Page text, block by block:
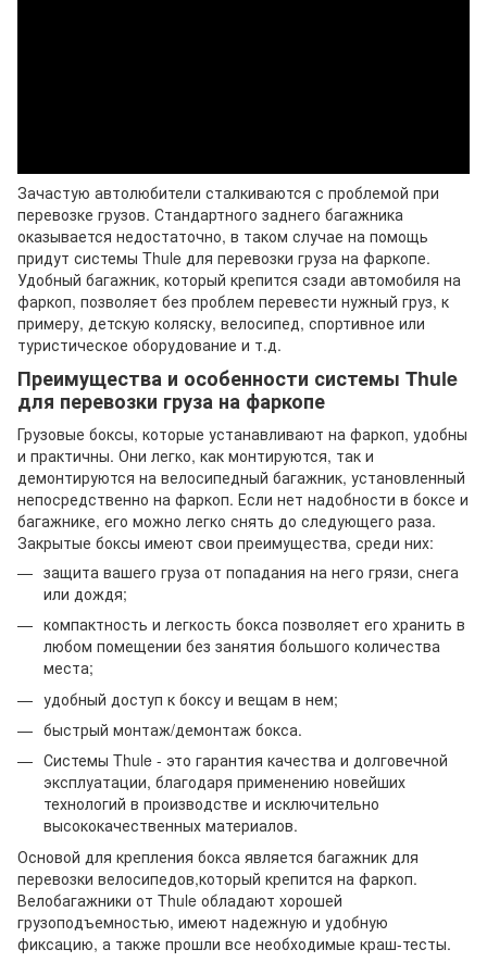
Зачастую автолюбители сталкиваются с проблемой при
перевозке грузов. Стандартного заднего багажника
оказывается недостаточно, в таком случае на помощь
придут системы Thule для перевозки груза на фаркопе.
Удобный багажник, который крепится сзади автомобиля на
фаркоп, позволяет без проблем перевести нужный груз, к
примеру, детскую коляску, велосипед, спортивное или
туристическое оборудование и т.д.
Преимущества и особенности системы Thule
для перевозки груза на фаркопе
Грузовые боксы, которые устанавливают на фаркоп, удобны
и практичны. Они легко, как монтируются, так и
демонтируются на велосипедный багажник, установленный
непосредственно на фаркоп. Если нет надобности в боксе и
багажнике, его можно легко снять до следующего раза.
Закрытые боксы имеют свои преимущества, среди них:
защита вашего груза от попадания на него грязи, снега
или дождя;
компактность и легкость бокса позволяет его хранить в
любом помещении без занятия большого количества
места;
удобный доступ к боксу и вещам в нем;
быстрый монтаж/демонтаж бокса.
Системы Thule - это гарантия качества и долговечной
эксплуатации, благодаря применению новейших
технологий в производстве и исключительно
высококачественных материалов.
Основой для крепления бокса является багажник для
перевозки велосипедов,который крепится на фаркоп.
Велобагажники от Thule обладают хорошей
грузоподъемностью, имеют надежную и удобную
фиксацию, а также прошли все необходимые краш-тесты.